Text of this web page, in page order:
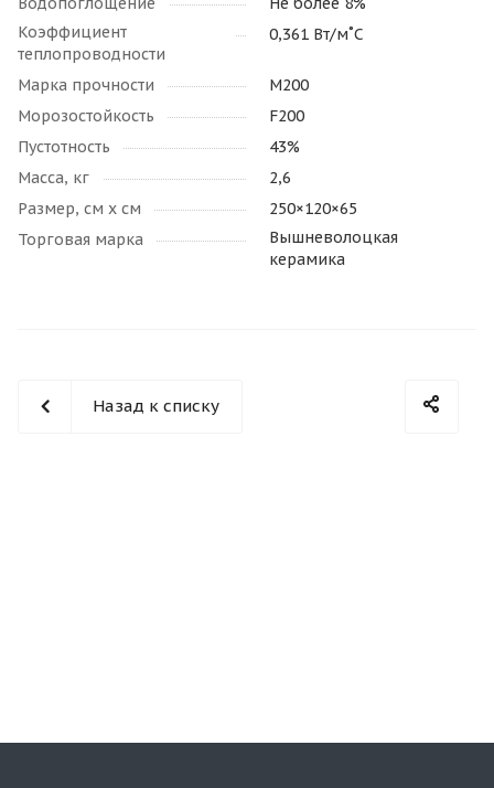
Коэффициент
теплопроводности
0,361 Вт/м˚С
Марка прочности
М200
Морозостойкость
F200
Пустотность
43%
Масса, кг
2,6
Размер, см х см
250×120×65
Торговая марка
Вышневолоцкая
керамика
Назад к списку